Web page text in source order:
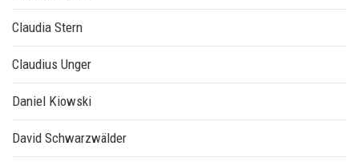
Claudia Stern
Claudius Unger
Daniel Kiowski
David Schwarzwälder